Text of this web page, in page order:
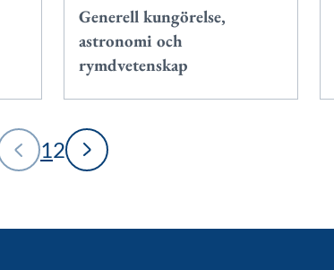
Generell kungörelse,
astronomi och
rymdvetenskap
12